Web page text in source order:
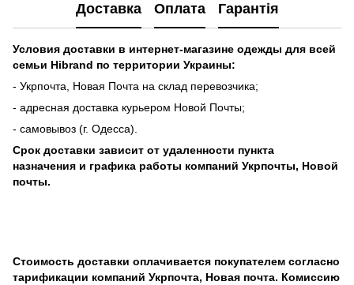
Доставка Оплата Гарантія
Условия доставки в интернет-магазине одежды для всей
семьи Hibrand по территории Украины:
- Укрпочта, Новая Почта на склад перевозчика;
- адресная доставка курьером Новой Почты;
- самовывоз (г. Одесса).
Срок доставки зависит от удаленности пункта
назначения и графика работы компаний Укрпочты, Новой
почты.
Стоимость доставки оплачивается покупателем согласно
тарификации компаний Укрпочта, Новая почта. Комиссию